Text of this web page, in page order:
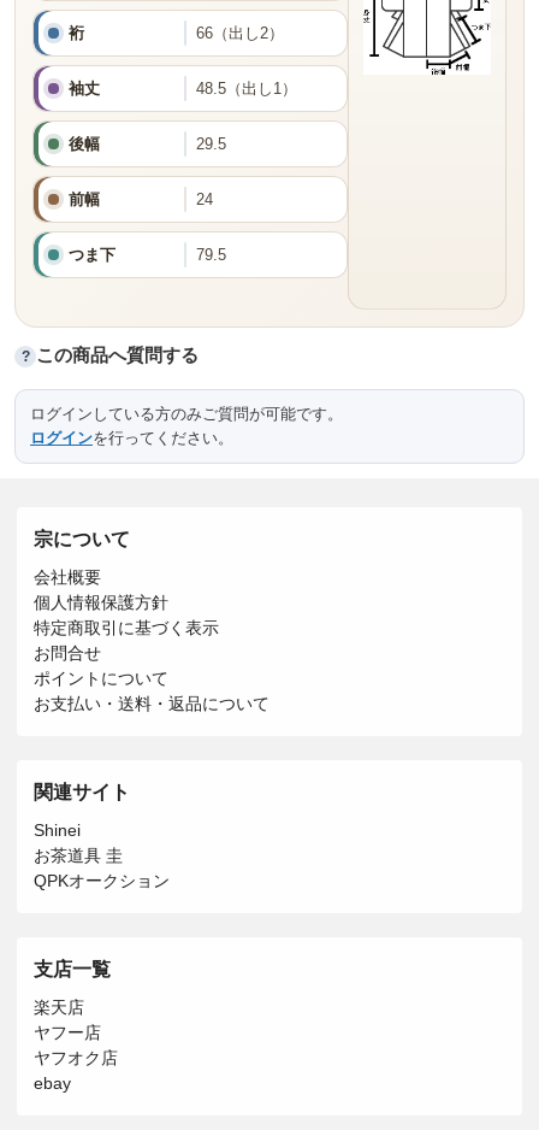
裄 66（出し2）
袖丈 48.5（出し1）
後幅 29.5
前幅 24
つま下 79.5
? この商品へ質問する
ログインしている方のみご質問が可能です。
ログインを行ってください。
宗について
会社概要
個人情報保護方針
特定商取引に基づく表示
お問合せ
ポイントについて
お支払い・送料・返品について
関連サイト
Shinei
お茶道具 圭
QPKオークション
支店一覧
楽天店
ヤフー店
ヤフオク店
ebay